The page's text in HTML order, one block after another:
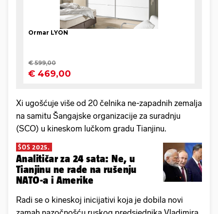
Xi ugošćuje više od 20 čelnika ne-zapadnih zemalja
na samitu Šangajske organizacije za suradnju
(SCO) u kineskom lučkom gradu Tianjinu.
ŠOS 2025.
Analitičar za 24 sata: Ne, u
Tianjinu ne rade na rušenju
NATO-a i Amerike
Radi se o kineskoj inicijativi koja je dobila novi